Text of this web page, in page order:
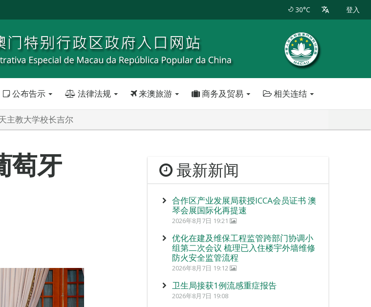
30°C 登入
公布告示 法律法规 来澳旅游 商务及贸易 相关连结
主教大学校长吉尔
萄牙
最新新闻
合作区产业发展局获授ICCA会员证书 澳
琴会展国际化再提速
2026年8月7日 19:21
优化在建及维保工程监管跨部门协调小
组第二次会议 梳理已入住楼宇外墙维修
防火安全监管流程
2026年8月7日 19:12
卫生局接获1例流感重症报告
2026年8月7日 19:08